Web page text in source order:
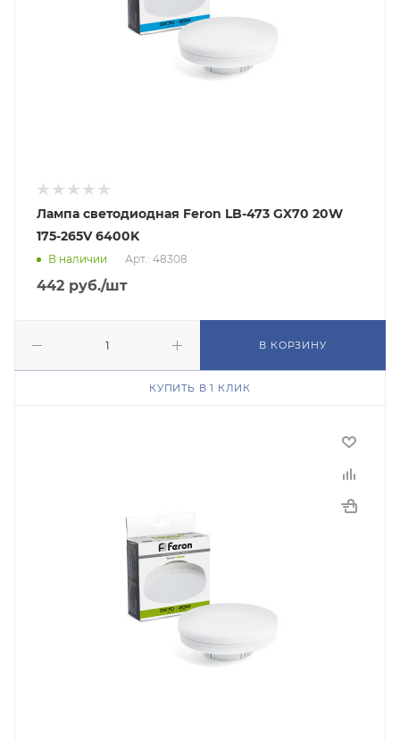
Лампа светодиодная Feron LB-473 GX70 20W
175-265V 6400K
В наличии Арт.: 48308
442 руб./шт
В КОРЗИНУ
КУПИТЬ В 1 КЛИК